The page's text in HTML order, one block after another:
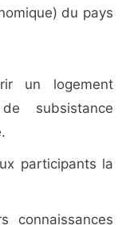
du pays
un logement
subsistance
participants la
connaissances